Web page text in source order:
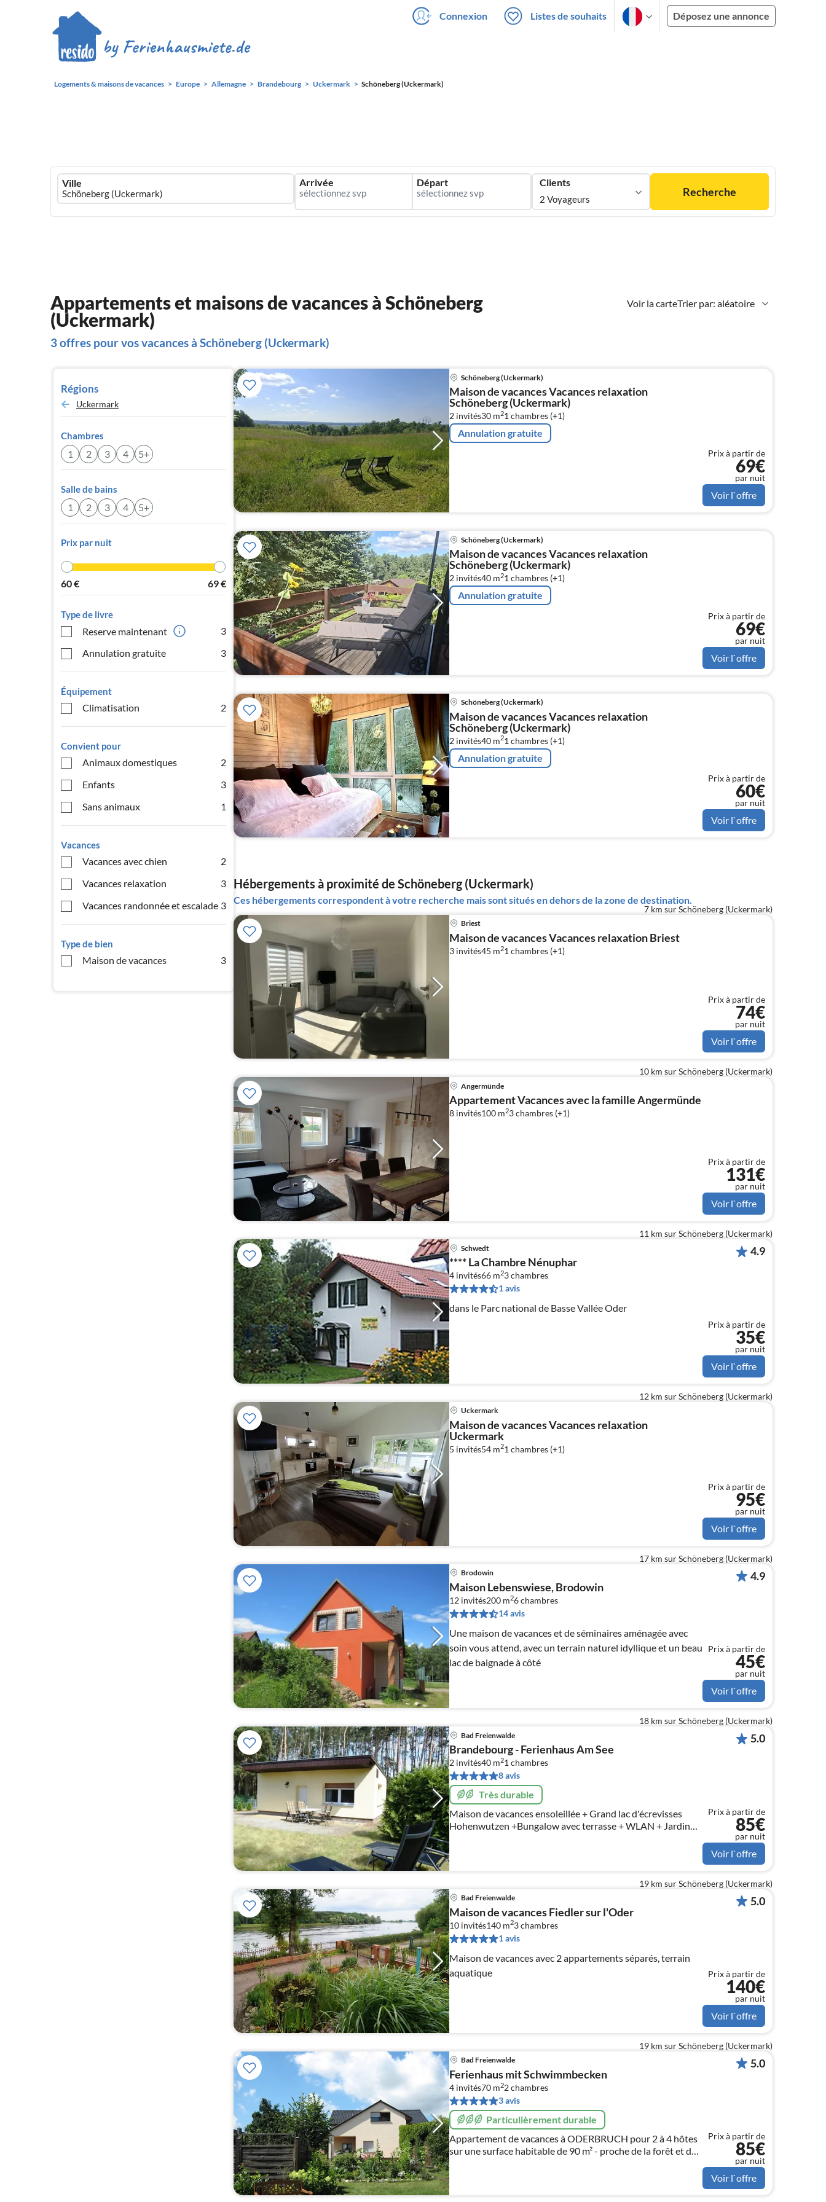
Connexion Listes de souhaits Déposez une annonce
Logements & maisons de vacances Europe Allemagne Brandebourg Uckermark Schöneberg (Uckermark)
Ferienhausmiete
logo
Ville Arrivée Départ Clients
2 Voyageurs
Recherche
Voir la carteTrier par: aléatoire
Appartements et maisons de vacances à Schöneberg
(Uckermark)
3 offres pour vos vacances à Schöneberg (Uckermark)
Régions
Uckermark
Chambres
1 2 3 4 5+
Salle de bains
1 2 3 4 5+
Prix par nuit
60€ 69€
Type de livre
Reserve maintenant
3
Annulation gratuite
3
Équipement
Climatisation 2
Convient pour
Animaux domestiques
2
Enfants
3
Sans animaux
1
Vacances
Vacances avec chien
2
Vacances relaxation
3
Vacances randonnée et escalade 3
Type de bien
Maison de vacances 3
Schöneberg (Uckermark)
Maison de vacances Vacances relaxation
Schöneberg (Uckermark)
2 invités30 m21 chambres (+1)
Annulation gratuite
Prix à partir de
69€
par nuit
Voir l`offre
Schöneberg (Uckermark)
Maison de vacances Vacances relaxation
Schöneberg (Uckermark)
2 invités40 m21 chambres (+1)
Annulation gratuite
Prix à partir de
69€
par nuit
Voir l`offre
Schöneberg (Uckermark)
Maison de vacances Vacances relaxation
Schöneberg (Uckermark)
2 invités40 m21 chambres (+1)
Annulation gratuite
Prix à partir de
60€
par nuit
Voir l`offre
Hébergements à proximité de Schöneberg (Uckermark)
Ces hébergements correspondent à votre recherche mais sont situés en dehors de la zone de destination.
7 km sur Schöneberg (Uckermark)
Briest
Maison de vacances Vacances relaxation Briest
3 invités45 m21 chambres (+1)
Prix à partir de
74€
par nuit
Voir l`offre
10 km sur Schöneberg (Uckermark)
Angermünde
Appartement Vacances avec la famille Angermünde
8 invités100 m23chambres (+1)
Prix à partir de
131€
par nuit
Voir l`offre
11 km sur Schöneberg (Uckermark)
Schwedt
**** La Chambre Nénuphar
4 invités66 m23chambres
1 avis
dans le Parc national de Basse Vallée Oder
4.9
Prix à partir de
35€
par nuit
Voir l`offre
12 km sur Schöneberg (Uckermark)
Uckermark
Maison de vacances Vacances relaxation
Uckermark
5 invités54 m21 chambres (+1)
Prix à partir de
95€
par nuit
Voir l`offre
17 km sur Schöneberg (Uckermark)
Brodowin
Maison Lebenswiese, Brodowin
12 invités200 m26chambres
14 avis
Une maison de vacances et de séminaires aménagée avec
soin vous attend, avec un terrain naturel idyllique et un beau
lac de baignade à côté
4.9
Prix à partir de
45€
par nuit
Voir l`offre
18 km sur Schöneberg (Uckermark)
Bad Freienwalde
Brandebourg - Ferienhaus Am See
2 invités40 m21 chambres
8 avis
Très durable
Maison de vacances ensoleillée + Grand lac d'écrevisses
Hohenwutzen +Bungalow avec terrasse + WLAN + Jardin
5.0
Prix à partir de
85€
par nuit
Voir l`offre
19 km sur Schöneberg (Uckermark)
Bad Freienwalde
Maison de vacances Fiedler sur l'Oder
10 invités140 m23chambres
1 avis
Maison de vacances avec 2 appartements séparés, terrain
aquatique
5.0
Prix à partir de
140€
par nuit
Voir l`offre
19 km sur Schöneberg (Uckermark)
Bad Freienwalde
Ferienhaus mit Schwimmbecken
4 invités70 m22chambres
3 avis
Particulièrement durable
Appartement de vacances à ODERBRUCH pour 2 à 4 hôtes
sur une surface habitable de 90 m² - proche de la forêt et du
lac - 2 chambres à coucher - jardin avec barbecue - WLAN -
parking
5.0
Prix à partir de
85€
par nuit
Voir l`offre